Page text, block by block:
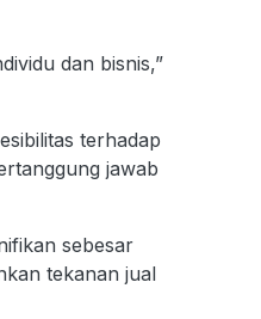
dan bisnis,”
terhadap
jawab
sebesar
tekanan jual